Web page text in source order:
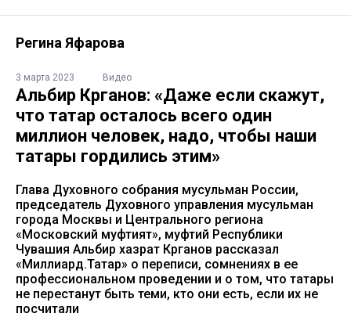
Регина Яфарова
3 марта 2023 Видео
Альбир Крганов: «Даже если скажут,
что татар осталось всего один
миллион человек, надо, чтобы наши
татары гордились этим»
Глава Духовного собрания мусульман России,
председатель Духовного управления мусульман
города Москвы и Центрального региона
«Московский муфтият», муфтий Республики
Чувашия Альбир хазрат Крганов рассказал
«Миллиард.Татар» о переписи, сомнениях в ее
профессиональном проведении и о том, что татары
не перестанут быть теми, кто они есть, если их не
посчитали